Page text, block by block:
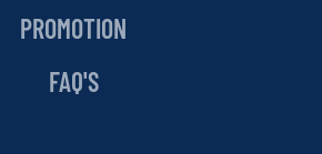
PROMOTION
FAQ'S